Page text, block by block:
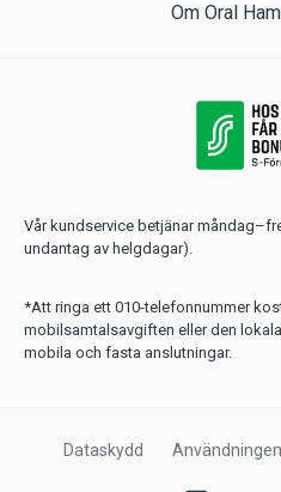
Om Oral
Vår kundservice betjänar
undantag av helgdagar).
*Att ringa ett 010-telefonnummer
mobilsamtalsavgiften eller den
mobila och fasta anslutningar.
Dataskydd